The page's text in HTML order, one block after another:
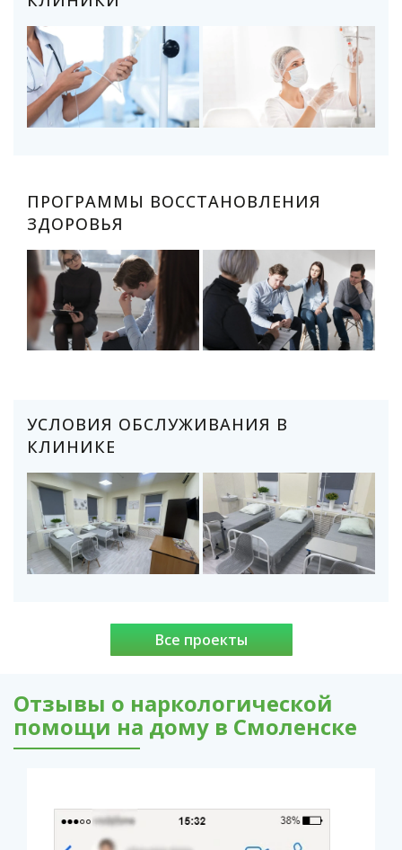
ПРОГРАММЫ ВОССТАНОВЛЕНИЯ
ЗДОРОВЬЯ
УСЛОВИЯ ОБСЛУЖИВАНИЯ В
КЛИНИКЕ
Все проекты
Отзывы о наркологической
помощи на дому в Смоленске